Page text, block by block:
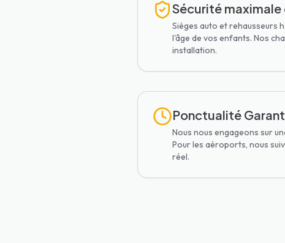
Sécurité
Sièges auto et rehausseurs
l'âge de vos enfants. Nos
installation.
Ponctualité
Nous nous engageons sur
Pour les aéroports, nous
réel.